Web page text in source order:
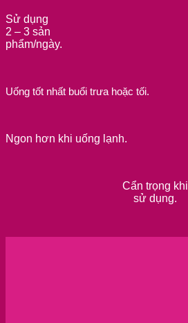
Sử dụng
2 – 3 sản
phẩm/ngày.
Uống tốt nhất buổi trưa hoặc tối.
Ngon hơn khi uống lạnh.
Cẩn trọng khi
sử dụng.